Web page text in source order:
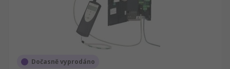
Dočasně vyprodáno